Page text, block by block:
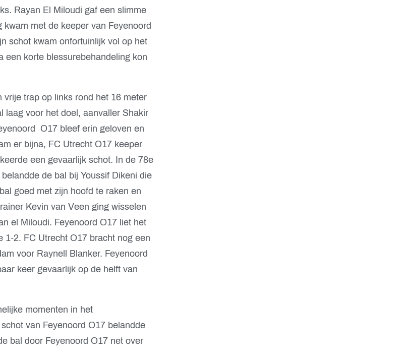
Rayan El Miloudi gaf een slimme
met de keeper van Feyenoord
schot kwam onfortuinlijk vol op het
een korte blessurebehandeling kon
trap op links rond het 16 meter
laag voor het doel, aanvaller Shakir
O17 bleef erin geloven en
er bijna, FC Utrecht O17 keeper
een gevaarlijk schot. In de 78e
de bal bij Youssif Dikeni die
goed met zijn hoofd te raken en
Kevin van Veen ging wisselen
el Miloudi. Feyenoord O17 liet het
1-2. FC Utrecht O17 bracht nog een
voor Raynell Blanker. Feyenoord
keer gevaarlijk op de helft van
momenten in het
van Feyenoord O17 belandde
bal door Feyenoord O17 net over